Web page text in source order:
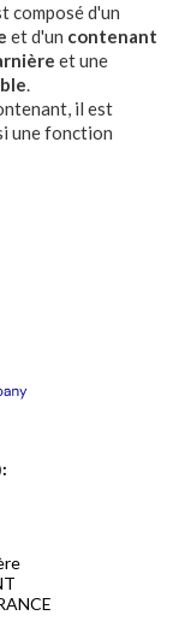
composé d'un
et d'un contenant
et une
.
il est
une fonction